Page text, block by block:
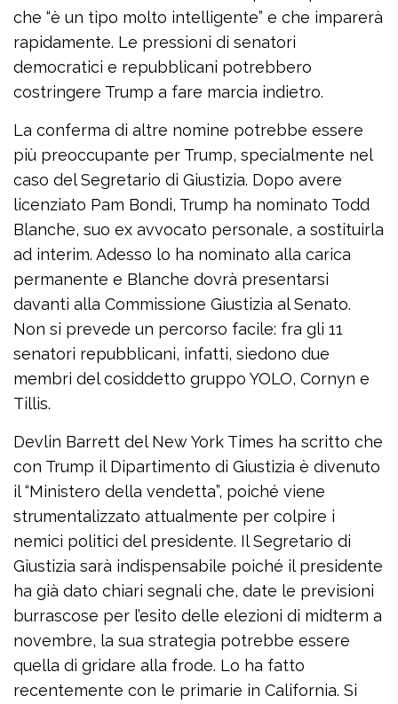
che “è un tipo molto intelligente” e che imparerà
rapidamente. Le pressioni di senatori
democratici e repubblicani potrebbero
costringere Trump a fare marcia indietro.
La conferma di altre nomine potrebbe essere
più preoccupante per Trump, specialmente nel
caso del Segretario di Giustizia. Dopo avere
licenziato Pam Bondi, Trump ha nominato Todd
Blanche, suo ex avvocato personale, a sostituirla
ad interim. Adesso lo ha nominato alla carica
permanente e Blanche dovrà presentarsi
davanti alla Commissione Giustizia al Senato.
Non si prevede un percorso facile: fra gli 11
senatori repubblicani, infatti, siedono due
membri del cosiddetto gruppo YOLO, Cornyn e
Tillis.
Devlin Barrett del New York Times ha scritto che
con Trump il Dipartimento di Giustizia è divenuto
il “Ministero della vendetta”, poiché viene
strumentalizzato attualmente per colpire i
nemici politici del presidente. Il Segretario di
Giustizia sarà indispensabile poiché il presidente
ha già dato chiari segnali che, date le previsioni
burrascose per l’esito delle elezioni di midterm a
novembre, la sua strategia potrebbe essere
quella di gridare alla frode. Lo ha fatto
recentemente con le primarie in California. Si